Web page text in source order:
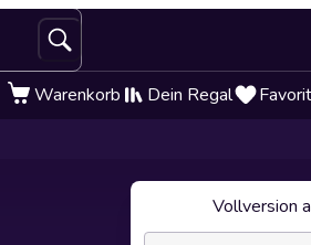
Warenkorb Dein Regal
Vollversion